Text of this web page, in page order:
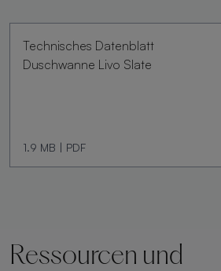
Technisches Datenblatt
Duschwanne Livo Slate
1.9 MB | PDF
Ressourcen und